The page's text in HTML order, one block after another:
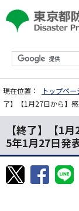
現在位置： トップペー
了】【1月27日から】
【終了】【1
5年1月27日発表